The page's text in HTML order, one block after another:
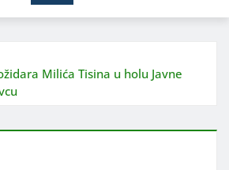
Milića Tisina u holu Javne